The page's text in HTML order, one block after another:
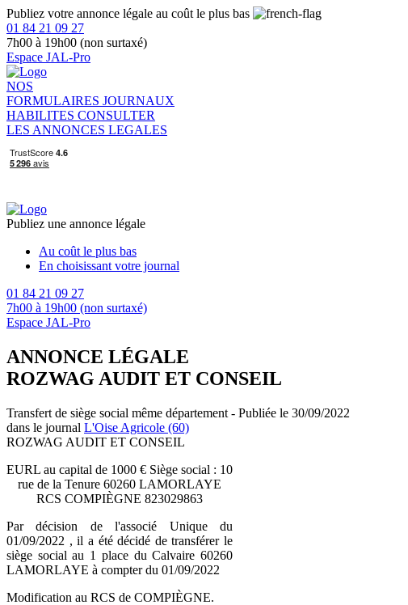
Publiez votre annonce légale au coût le plus bas
01 84 21 09 27
7h00 à 19h00 (non surtaxé)
Espace JAL-Pro
NOS
FORMULAIRES JOURNAUX
HABILITES CONSULTER
LES ANNONCES LEGALES
Publiez une annonce légale
Au coût le plus bas
En choisissant votre journal
01 84 21 09 27
7h00 à 19h00 (non surtaxé)
Espace JAL-Pro
ANNONCE LÉGALE
ROZWAG AUDIT ET CONSEIL
Transfert de siège social même département - Publiée le 30/09/2022
dans le journal L'Oise Agricole (60)
ROZWAG AUDIT ET CONSEIL
EURL au capital de 1000 € Siège social : 10
rue de la Tenure 60260 LAMORLAYE
RCS COMPIÈGNE 823029863
Par décision de l'associé Unique du
01/09/2022 , il a été décidé de transférer le
siège social au 1 place du Calvaire 60260
LAMORLAYE à compter du 01/09/2022
Modification au RCS de COMPIÈGNE.